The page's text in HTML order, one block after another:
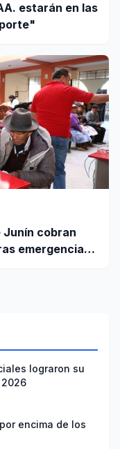
estarán en las
Junín cobran
emergencia
lograron su
encima de los